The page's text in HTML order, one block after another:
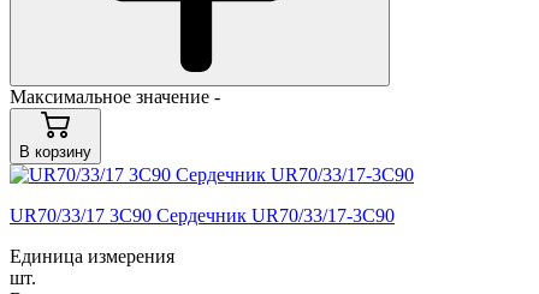
Максимальное значение -
В корзину
UR70/33/17 3C90 Сердечник UR70/33/17-3C90
Единица измерения
шт.